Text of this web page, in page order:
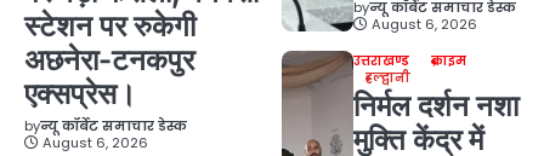
स्टेशन पर रुकेगी
अछनेरा-टनकपुर
एक्सप्रेस।
byन्यू कॉर्बेट समाचार डेस्क
August 6, 2026
byन्यू कॉर्बेट समाचार डेस्क
August 6, 2026
उत्तराखण्ड
क्राइम
हल्द्वानी
निर्मल दर्शन नशा
मुक्ति केंद्र में